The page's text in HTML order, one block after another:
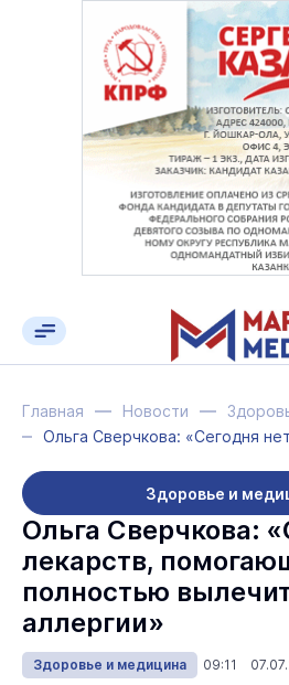
Главная Новости
Здоровье и
Ольга Сверчкова:
лекарств,
полностью
аллергии»
Здоровье и медицина 09:11